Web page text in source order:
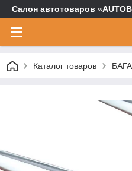
Салон автотоваров
Каталог товаров